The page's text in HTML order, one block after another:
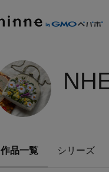
作品一覧 シリーズ